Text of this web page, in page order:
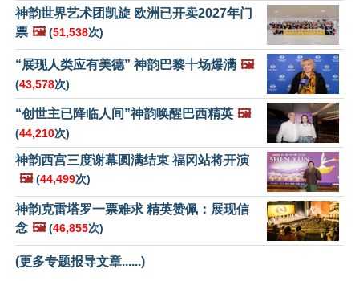
神韵世界艺术团凯旋 欧洲已开卖2027年门
票 🖼️ (51,538次)
“展现人类应有美德” 神韵巴黎十场爆满 🖼️
(43,578次)
“创世主已降临人间”神韵唤醒巴西精英 🖼️
(44,210次)
神韵西宫三度谢幕圆满结束 福冈站将开演
🖼️ (44,499次)
神韵克雷塔罗一票难求 精英赞佩：展现信
念 🖼️ (46,855次)
(更多专题报导文章......)